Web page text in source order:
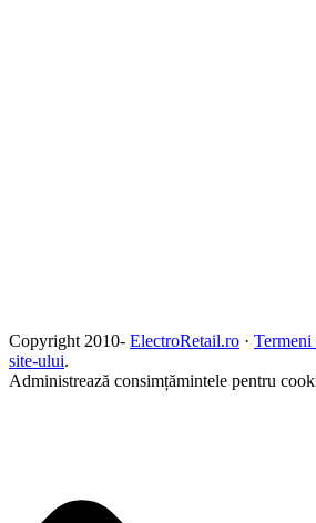
Copyright 2010- ElectroRetail.ro ·
site-ului.
Administrează consimțămintele pentru